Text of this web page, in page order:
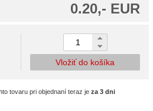
0.20,- EUR
Vložiť do košíka
tovaru pri objednaní teraz je za 3 dni